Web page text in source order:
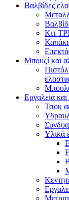
Βαλβίδες
Κιτ
Μπουζί και
Εργαλεία
Τσοκ
Υλικά